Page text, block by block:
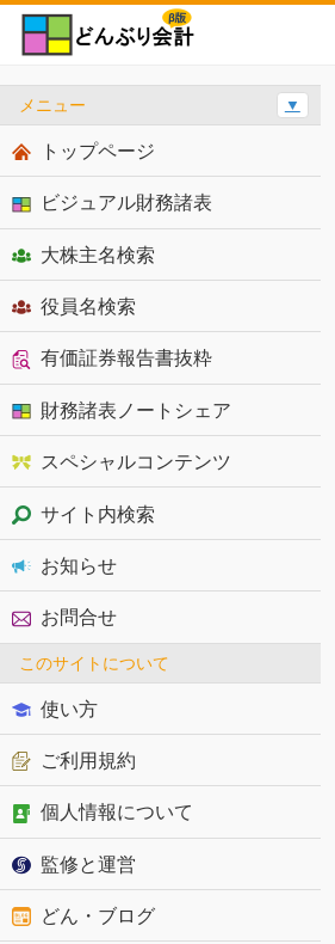
メニュー ▼
トップページ
ビジュアル財務諸表
大株主名検索
役員名検索
有価証券報告書抜粋
財務諸表ノートシェア
スペシャルコンテンツ
サイト内検索
お知らせ
お問合せ
このサイトについて
使い方
ご利用規約
個人情報について
監修と運営
どん・ブログ